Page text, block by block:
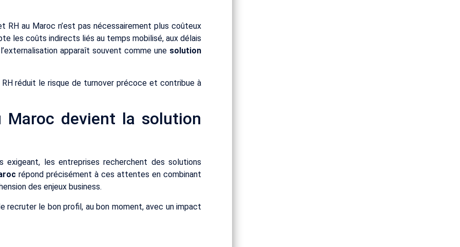
RH au Maroc n’est pas nécessairement plus coûteux
les coûts indirects liés au temps mobilisé, aux délais
apparaît souvent comme une solution
réduit le risque de turnover précoce et contribue à
Maroc devient la solution
exigeant, les entreprises recherchent des solutions
répond précisément à ces attentes en combinant
des enjeux business.
recruter le bon profil, au bon moment, avec un impact